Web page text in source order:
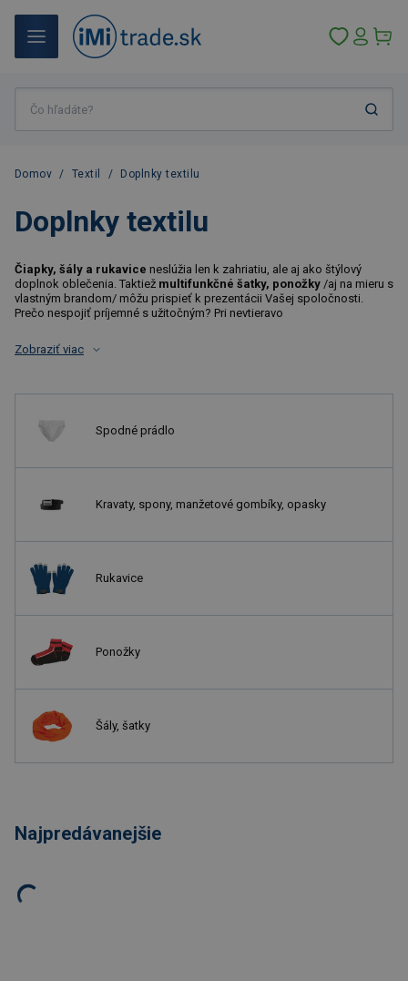
Domov / Textil / Doplnky textilu
Doplnky textilu
Čiapky, šály a rukavice neslúžia len k zahriatiu, ale aj ako štýlový
doplnok oblečenia. Taktiež multifunkčné šatky, ponožky /aj na mieru s
vlastným brandom/ môžu prispieť k prezentácii Vašej spoločnosti.
Prečo nespojiť príjemné s užitočným? Pri nevtieravo
Zobraziť viac
Spodné prádlo
Kravaty, spony, manžetové gombíky, opasky
Rukavice
Ponožky
Šály, šatky
Najpredávanejšie